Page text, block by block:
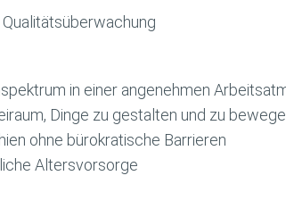
in einer angenehmen
Dinge zu gestalten und zu
ohne bürokratische Barrieren
Altersvorsorge